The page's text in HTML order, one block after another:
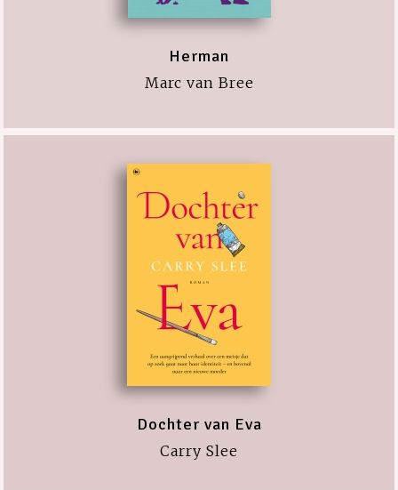
Herman
Marc van Bree
Dochter van Eva
Carry Slee